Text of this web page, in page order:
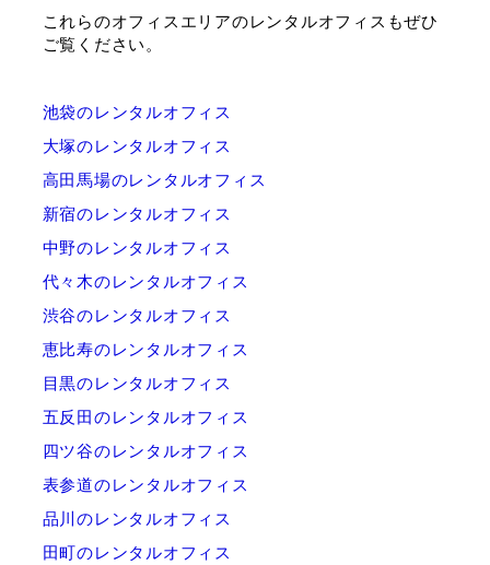
これらのオフィスエリアのレンタルオフィスもぜひ
ご覧ください。
池袋のレンタルオフィス
大塚のレンタルオフィス
高田馬場のレンタルオフィス
新宿のレンタルオフィス
中野のレンタルオフィス
代々木のレンタルオフィス
渋谷のレンタルオフィス
恵比寿のレンタルオフィス
目黒のレンタルオフィス
五反田のレンタルオフィス
四ツ谷のレンタルオフィス
表参道のレンタルオフィス
品川のレンタルオフィス
田町のレンタルオフィス